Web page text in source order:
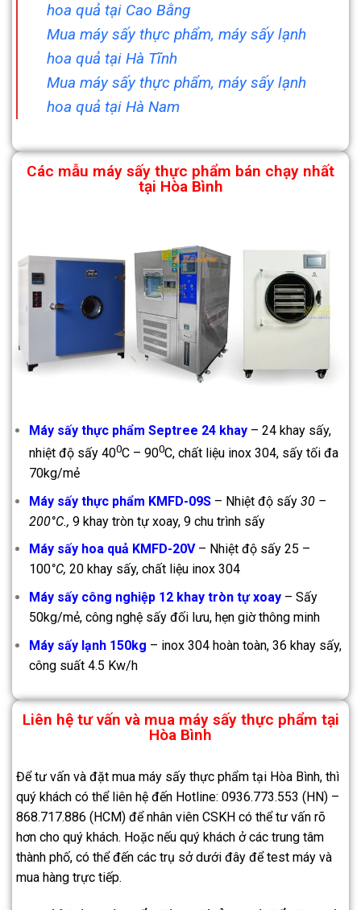
hoa quả tại Cao Bằng
Mua máy sấy thực phẩm, máy sấy lạnh
hoa quả tại Hà Tĩnh
Mua máy sấy thực phẩm, máy sấy lạnh
hoa quả tại Hà Nam
Các mẫu máy sấy thực phẩm bán chạy nhất
tại Hòa Bình
Máy sấy thực phẩm Septree 24 khay – 24 khay sấy,
nhiệt độ sấy 400C – 900C, chất liệu inox 304, sấy tối đa
70kg/mẻ
Máy sấy thực phẩm KMFD-09S – Nhiệt độ sấy30 –
200°C., 9 khay tròn tự xoay, 9 chu trình sấy
Máy sấy hoa quả KMFD-20V– Nhiệt độ sấy 25 –
100°C, 20 khay sấy, chất liệu inox 304
Máy sấy công nghiệp 12 khay tròn tự xoay – Sấy
50kg/mẻ, công nghệ sấy đối lưu, hẹn giờ thông minh
Máy sấy lạnh 150kg – inox 304 hoàn toàn, 36 khay sấy,
công suất 4.5 Kw/h
Liên hệ tư vấn và mua máy sấy thực phẩm tại
Hòa Bình
Để tư vấn và đặt mua máy sấy thực phẩm tại Hòa Bình, thì
quý khách có thể liên hệ đến Hotline: 0936.773.553 (HN) –
868.717.886 (HCM) để nhân viên CSKH có thể tư vấn rõ
hơn cho quý khách. Hoặc nếu quý khách ở các trung tâm
thành phố, có thể đến các trụ sở dưới đây để test máy và
mua hàng trực tiếp.